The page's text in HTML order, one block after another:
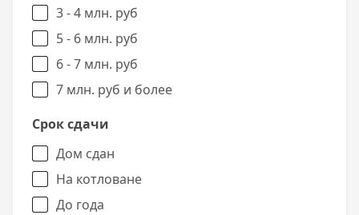
3 - 4 млн. руб
5 - 6 млн. руб
6 - 7 млн. руб
7 млн. руб и более
Срок сдачи
Дом сдан
На котловане
До года